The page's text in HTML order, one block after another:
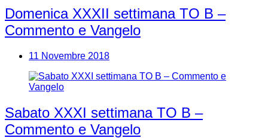
Domenica XXXII settimana TO B –
Commento e Vangelo
11 Novembre 2018
Sabato XXXI settimana TO B –
Commento e Vangelo